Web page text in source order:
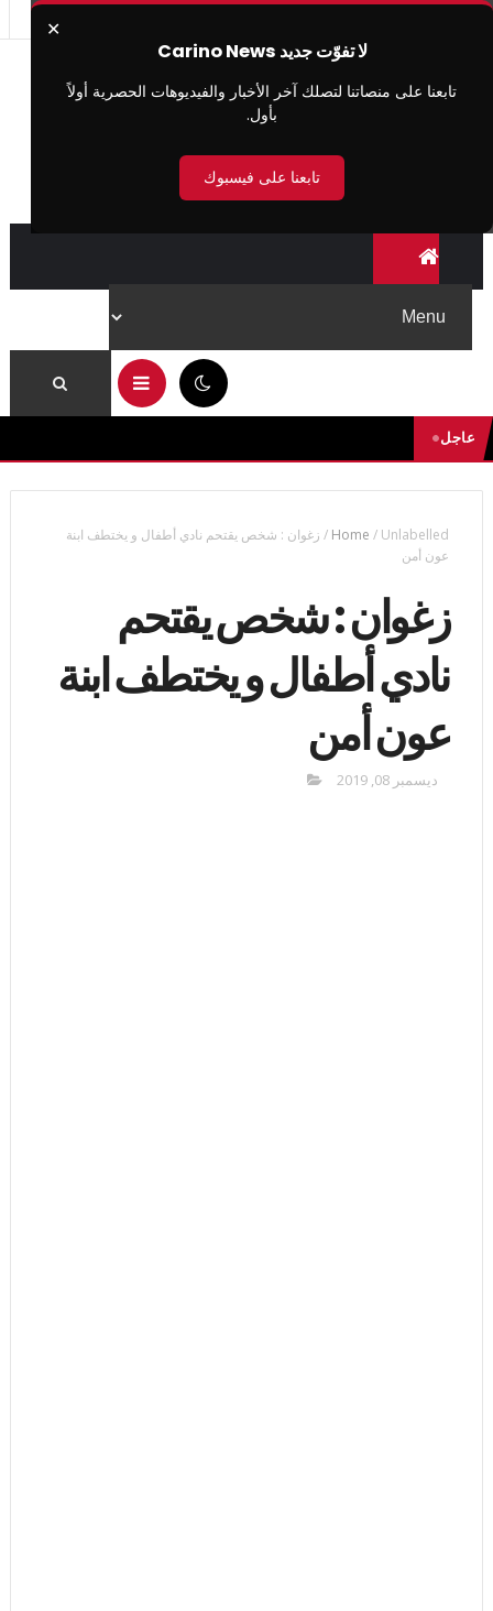
✕
لا تفوّت جديد Carino News
تابعنا على منصاتنا لتصلك آخر الأخبار والفيديوهات الحصرية أولاً
بأول.
تابعنا على فيسبوك
عاجل
Home / Unlabelled
/ زغوان : شخص يقتحم نادي أطفال و يختطف ابنة
عون أمن
زغوان : شخص يقتحم
نادي أطفال و يختطف ابنة
عون أمن
ديسمبر 08, 2019